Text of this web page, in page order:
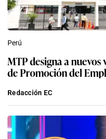
Perú
MTP designa a
de Promoción del
Redacción EC